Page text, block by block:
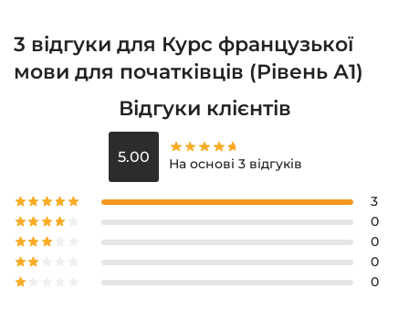
3 відгуки для Курс французької
мови для початківців (Рівень А1)
Відгуки клієнтів
5.00 На основі 3 відгуків
3
0
0
0
0